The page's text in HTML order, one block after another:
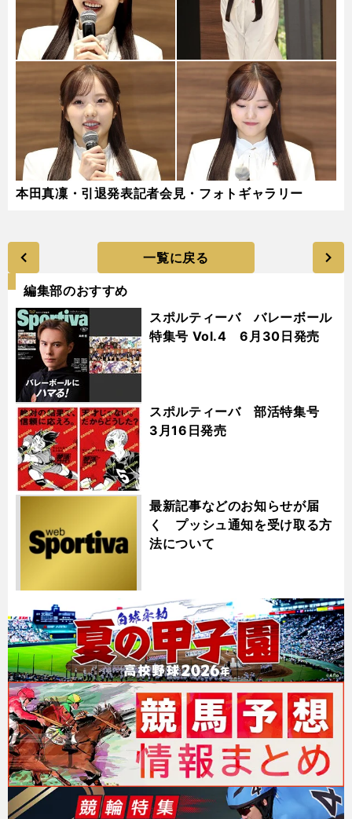
本田真凜・引退発表記者会見・フォトギャラリー
一覧に戻る
編集部のおすすめ
スポルティーバ バレーボール
特集号 Vol.4 6月30日発売
スポルティーバ 部活特集号
3月16日発売
最新記事などのお知らせが届
く プッシュ通知を受け取る方
法について